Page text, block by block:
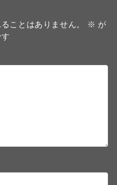
ことはありません。 ※ が